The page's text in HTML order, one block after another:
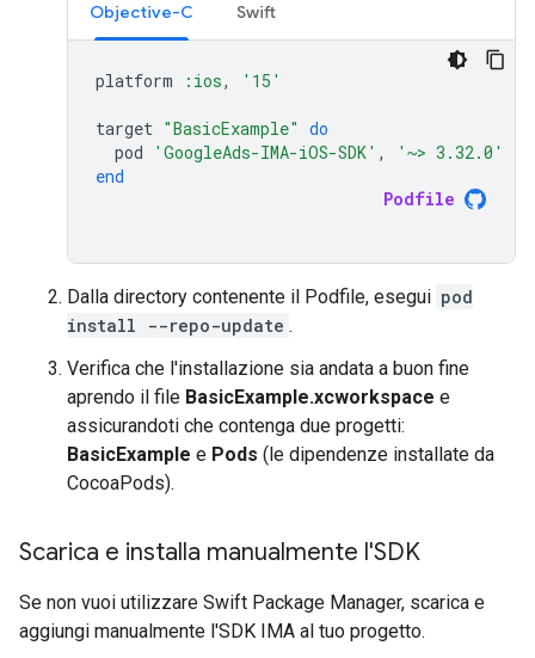
Objective-C Swift
platform :ios, '15'
target "BasicExample" do
pod
'GoogleAds-IMA-iOS-SDK' ,
'~> 3.32.0'
end
Podfile
Dalla directory contenente il Podfile, esegui pod
install --repo-update .
Verifica che l'installazione sia andata a buon fine
aprendo il file BasicExample.xcworkspace e
assicurandoti che contenga due progetti:
BasicExample e Pods (le dipendenze installate da
CocoaPods).
Scarica e installa manualmente l'SDK
Se non vuoi utilizzare Swift Package Manager, scarica e
aggiungi manualmente l'SDK IMA al tuo progetto.